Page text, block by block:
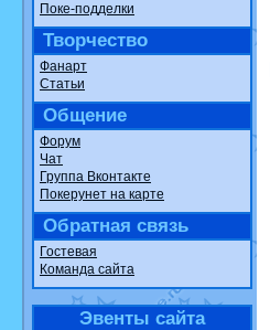
Поке-подделки
Творчество
Фанарт
Статьи
Общение
Форум
Чат
Группа Вконтакте
Покерунет на карте
Обратная связь
Гостевая
Команда сайта
Эвенты сайта